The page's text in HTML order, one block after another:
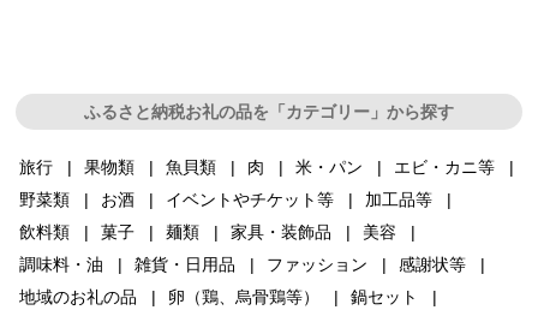
ふるさと納税お礼の品を「カテゴリー」から探す
旅行 果物類 魚貝類 肉 米・パン
エビ・カニ等
野菜類
お酒 イベントやチケット等
加工品等
飲料類
菓子 麺類 家具・装飾品
美容
調味料・油
雑貨・日用品 ファッション
感謝状等
地域のお礼の品
卵（鶏、烏骨鶏等）
鍋セット